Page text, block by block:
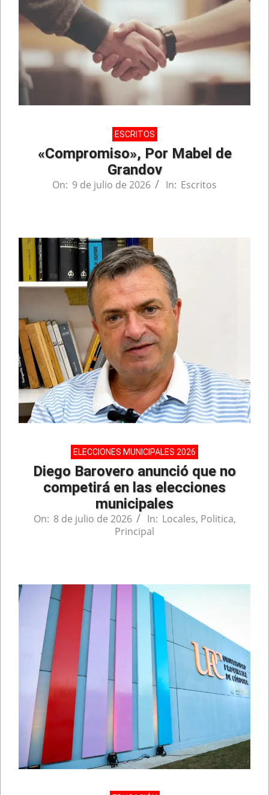
ESCRITOS
«Compromiso», Por Mabel de
Grandov
On: 9 de julio de 2026 In: Escritos
ELECCIONES MUNICIPALES 2026
Diego Barovero anunció que no
competirá en las elecciones
municipales
On: 8 de julio de 2026 In: Locales, Politica,
Principal